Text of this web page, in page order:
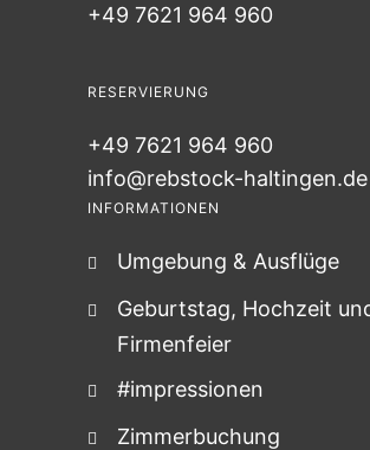
+49 7621 964 960
RESERVIERUNG
+49 7621 964 960
info@rebstock-haltingen.de
INFORMATIONEN
Umgebung & Ausflüge
Geburtstag, Hochzeit
Firmenfeier
#impressionen
Zimmerbuchung